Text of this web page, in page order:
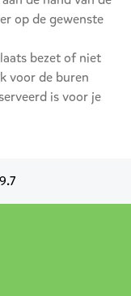
op de gewenste
bezet of niet
voor de buren
is voor je